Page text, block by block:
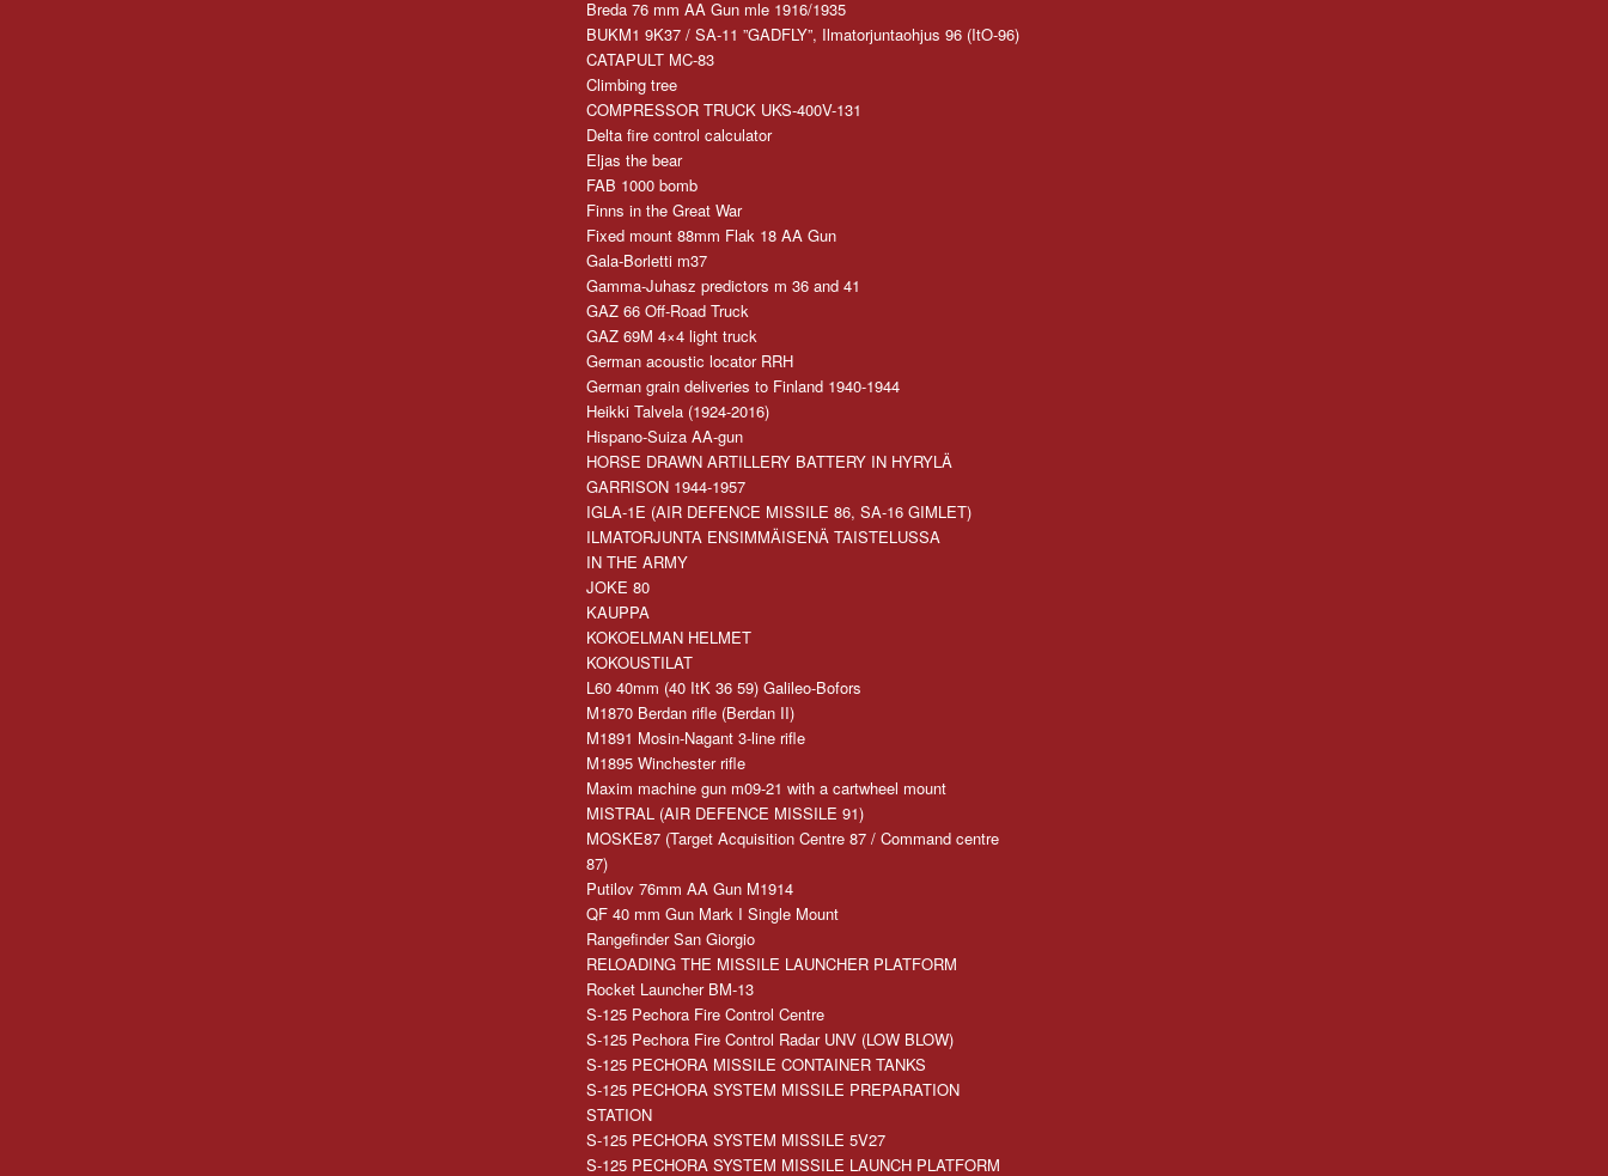
Breda 76 mm AA Gun mle 1916/1935
BUKM1 9K37 / SA-11 ”GADFLY”, Ilmatorjuntaohjus 96 (ItO-96)
CATAPULT MC-83
Climbing tree
COMPRESSOR TRUCK UKS-400V-131
Delta fire control calculator
Eljas the bear
FAB 1000 bomb
Finns in the Great War
Fixed mount 88mm Flak 18 AA Gun
Gala-Borletti m37
Gamma-Juhasz predictors m 36 and 41
GAZ 66 Off-Road Truck
GAZ 69M 4×4 light truck
German acoustic locator RRH
German grain deliveries to Finland 1940-1944
Heikki Talvela (1924-2016)
Hispano-Suiza AA-gun
HORSE DRAWN ARTILLERY BATTERY IN HYRYLÄ
GARRISON 1944-1957
IGLA-1E (AIR DEFENCE MISSILE 86, SA-16 GIMLET)
ILMATORJUNTA ENSIMMÄISENÄ TAISTELUSSA
IN THE ARMY
JOKE 80
KAUPPA
KOKOELMAN HELMET
KOKOUSTILAT
L60 40mm (40 ItK 36 59) Galileo-Bofors
M1870 Berdan rifle (Berdan II)
M1891 Mosin-Nagant 3-line rifle
M1895 Winchester rifle
Maxim machine gun m09-21 with a cartwheel mount
MISTRAL (AIR DEFENCE MISSILE 91)
MOSKE87 (Target Acquisition Centre 87 / Command centre
87)
Putilov 76mm AA Gun M1914
QF 40 mm Gun Mark I Single Mount
Rangefinder San Giorgio
RELOADING THE MISSILE LAUNCHER PLATFORM
Rocket Launcher BM-13
S-125 Pechora Fire Control Centre
S-125 Pechora Fire Control Radar UNV (LOW BLOW)
S-125 PECHORA MISSILE CONTAINER TANKS
S-125 PECHORA SYSTEM MISSILE PREPARATION
STATION
S-125 PECHORA SYSTEM MISSILE 5V27
S-125 PECHORA SYSTEM MISSILE LAUNCH PLATFORM